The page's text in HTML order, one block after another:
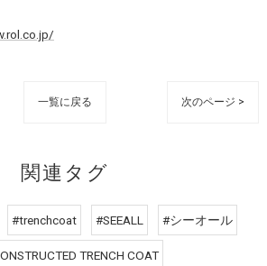
一覧に戻る 次のページ >
関連タグ
#trenchcoat #SEEALL #シーオール
TRENCH COAT